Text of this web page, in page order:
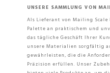
UNSERE SAMMLUNG VON
Als Lieferant von Mailing
Palette an praktischem und
das tägliche Geschäft Ihrer
unsere Materialien sorgfältig
gewährleisten, die die
Präzision erfüllen. Unser